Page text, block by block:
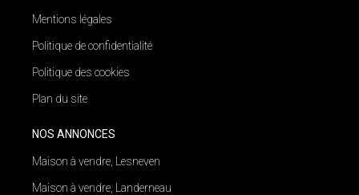
Mentions légales
Politique de confidentialité
Politique des cookies
Plan du site
NOS ANNONCES
Maison à vendre, Lesneven
Maison à vendre, Landerneau